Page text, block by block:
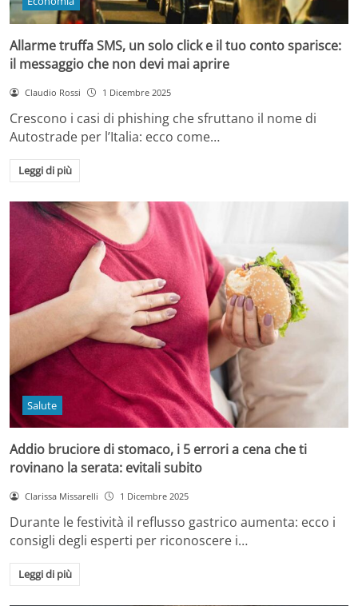
Allarme truffa SMS, un solo click e il tuo conto sparisce:
il messaggio che non devi mai aprire
Claudio Rossi 1 Dicembre 2025
Crescono i casi di phishing che sfruttano il nome di
Autostrade per l’Italia: ecco come…
Leggi di più
Salute
Addio bruciore di stomaco, i 5 errori a cena che ti
rovinano la serata: evitali subito
Clarissa Missarelli 1 Dicembre 2025
Durante le festività il reflusso gastrico aumenta: ecco i
consigli degli esperti per riconoscere i…
Leggi di più